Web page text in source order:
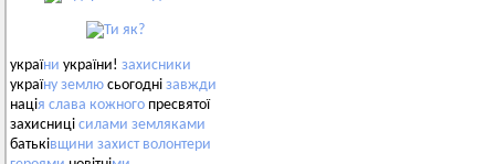
україни україни! захисники
україну землю сьогодні завжди
нація слава кожного пресвятої
захисниці силами земляками
батьківщини захист волонтери